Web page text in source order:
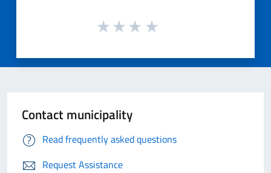
Contact municipality
Read frequently asked questions
Request Assistance